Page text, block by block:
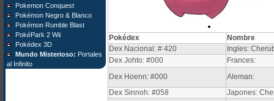
Pokemon Conquest
Pokémon Negro & Blanco
Pokémon Rumble Blast
PokéPark 2 Wii
Pokédex 3D
Mundo Misterioso: Portales
al Infinito
Pokédex
Nombre
Dex Nacional: # 420
Ingles:
Dex Johto: #000
Frances:
Dex Hoenn: #000
Aleman:
Dex Sinnoh: #058
Japones: